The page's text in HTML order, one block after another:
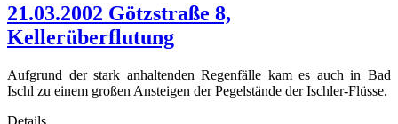
21.03.2002 Götzstraße 8,
Kellerüberflutung
Aufgrund der stark anhaltenden Regenfälle kam es auch in Bad
Ischl zu einem großen Ansteigen der Pegelstände der Ischler-Flüsse.
Details